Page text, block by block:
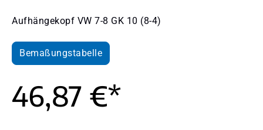
Aufhängekopf VW 7-8 GK 10 (8-4)
Bemaßungstabelle
46,87 €*